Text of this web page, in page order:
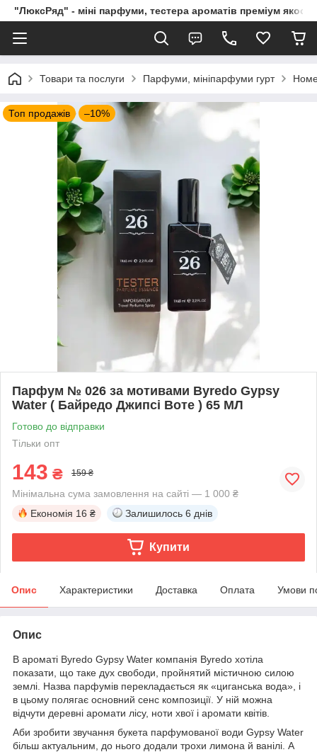
"ЛюксРяд" - міні парфуми, тестера ароматів преміум
Товари та послуги Парфуми, мініпарфуми гурт
Топ продажів –10%
Парфум № 026 за мотивами Byredo Gypsy
Water ( Байредо Джипсі Воте ) 65 МЛ
Готово до відправки
Тільки опт
143 ₴ 159 ₴
Мінімальна сума замовлення на сайті — 1 000 ₴
Економія 16 ₴ Залишилось 6 днів
Купити
Опис Характеристики Доставка Оплата Умови
Опис
В ароматі Byredo Gypsy Water компанія Byredo хотіла
показати, що таке дух свободи, пройнятий містичною силою
землі. Назва парфумів перекладається як «циганська вода», і
в цьому полягає основний сенс композиції. У ній можна
відчути деревні аромати лісу, ноти хвої і аромати квітів.
Аби зробити звучання букета парфумованої води Gypsy Water
більш актуальним, до нього додали трохи лимона й ванілі. А